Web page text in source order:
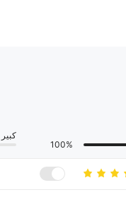
100%
كبير